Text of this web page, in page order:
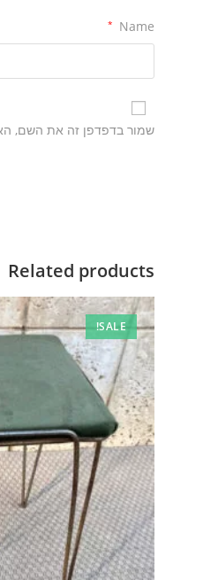
Name
*
שמור בדפדפן זה את השם,
Related products
SALE!